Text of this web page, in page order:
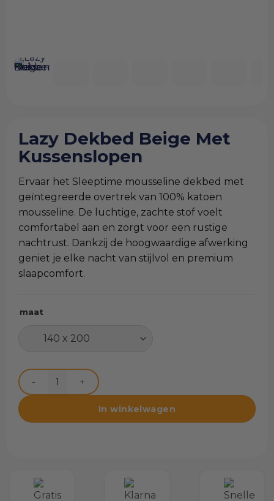
Lazy Dekbed Beige Met
Kussenslopen
Ervaar het Sleeptime mousseline dekbed met
geïntegreerde overtrek van 100% katoen
mousseline. De luchtige, zachte stof voelt
comfortabel aan en zorgt voor een rustige
nachtrust. Dankzij de hoogwaardige afwerking
geniet je elke nacht van stijlvol en premium
slaapcomfort.
maat
Lazy Dekbed Beige Met Kussenslopen aantal
Toevoegen aan winkelwagen